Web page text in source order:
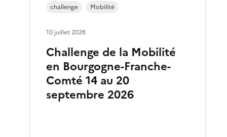
Challenge de la Mobilité
en Bourgogne-Franche-
Comté 14 au 20
septembre 2026
challenge Mobilité
10 juillet 2026